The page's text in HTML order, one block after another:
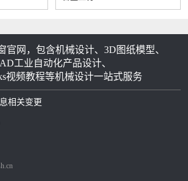
官网，包含机械设计、3D图纸模型、
工业自动化产品设计、
视频教程等机械设计一站式服务
相关变更